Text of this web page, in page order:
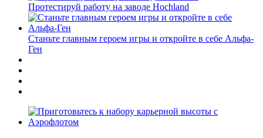
Протестируй работу на заводе Hochland
Станьте главным героем игры и откройте в себе Альфа-
Ген